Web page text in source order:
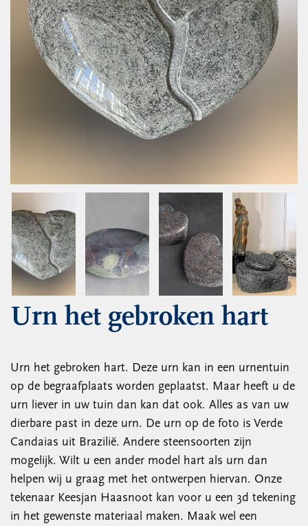
Urn het gebroken hart
Urn het gebroken hart. Deze urn kan in een urnentuin
op de begraafplaats worden geplaatst. Maar heeft u de
urn liever in uw tuin dan kan dat ook. Alles as van uw
dierbare past in deze urn. De urn op de foto is Verde
Candaias uit Brazilië. Andere steensoorten zijn
mogelijk. Wilt u een ander model hart als urn dan
helpen wij u graag met het ontwerpen hiervan. Onze
tekenaar Keesjan Haasnoot kan voor u een 3d tekening
in het gewenste materiaal maken. Maak wel een